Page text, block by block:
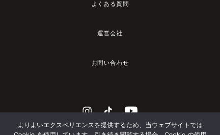
よくある質問
運営会社
お問い合わせ
よりよいエクスペリエンスを提供するため、当ウェブサイトでは